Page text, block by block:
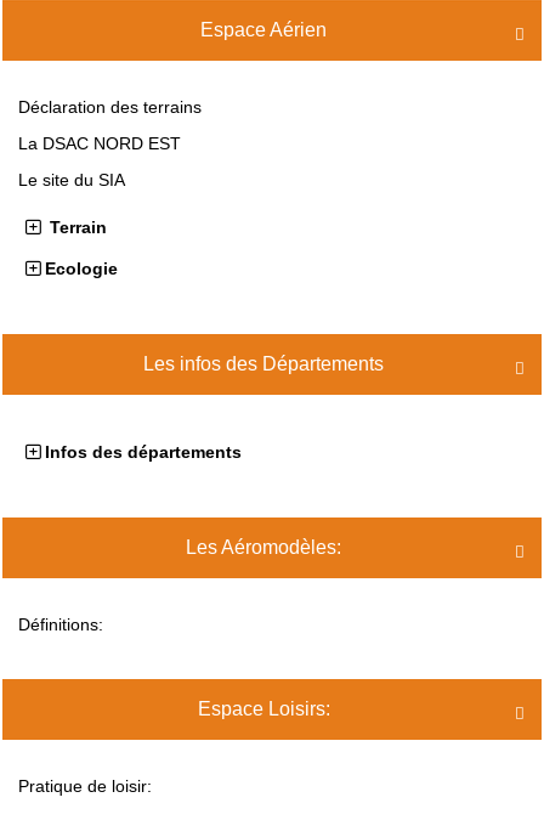

Espace Aérien
Déclaration des terrains
La DSAC NORD EST
Le site du SIA
Terrain
Ecologie

Les infos des Départements
Infos des départements

Les Aéromodèles:
Définitions:

Espace Loisirs:
Pratique de loisir: